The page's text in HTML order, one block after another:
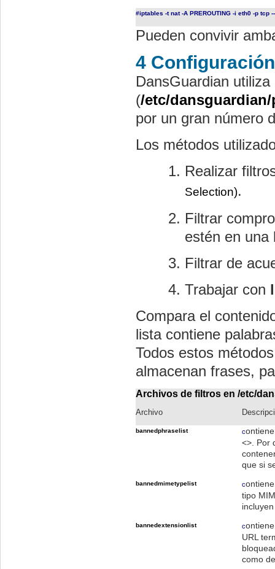
#iptables -t nat -A PREROUTING -i eth0 -p tcp
Pueden convivir
4
DansGuardian
(/etc/
por un gran número
Los métodos
Realizar
Selection).
Filtrar
estén en una
Filtrar de
Trabajar con
Compara el
lista contiene
Todos estos
almacenan frases,
Archivos de filtros en /etc/
Archivo
bannedphraselist c
<>. Por
que si
bannedmimetypelist c
tipo
bannedextensionlist c
URL
como